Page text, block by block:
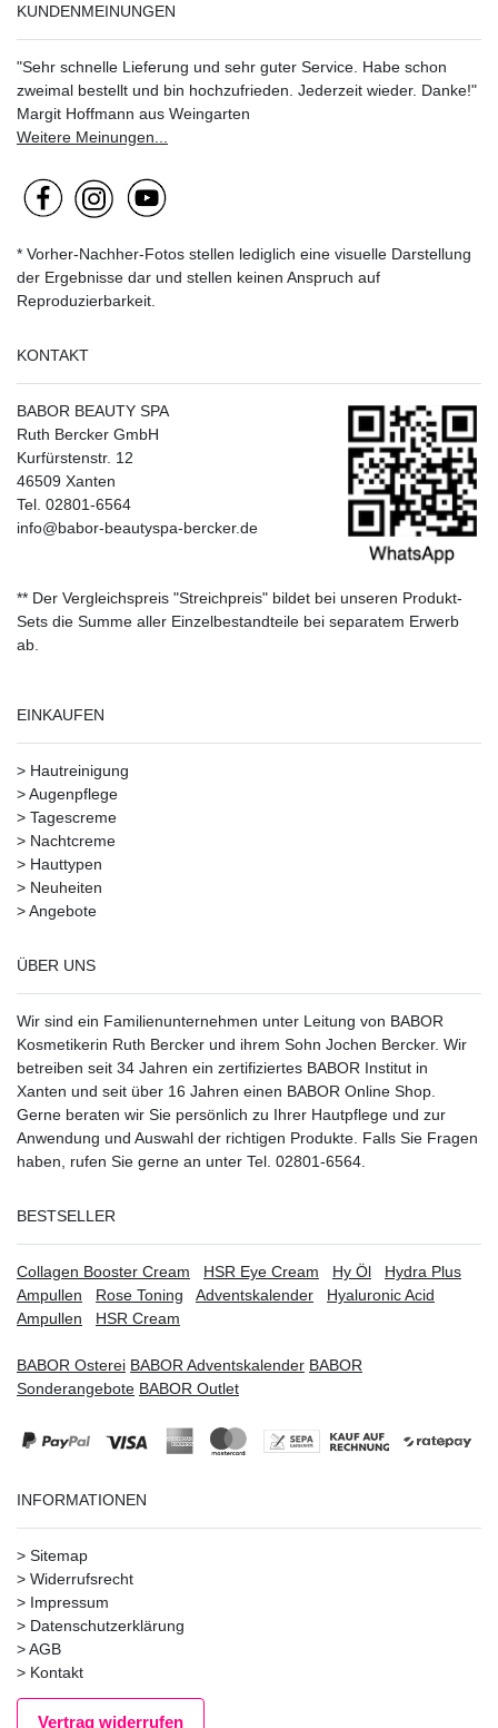
KUNDENMEINUNGEN
"Sehr schnelle Lieferung und sehr guter Service. Habe schon
zweimal bestellt und bin hochzufrieden. Jederzeit wieder. Danke!"
Margit Hoffmann aus Weingarten
Weitere Meinungen...
* Vorher-Nachher-Fotos stellen lediglich eine visuelle Darstellung
der Ergebnisse dar und stellen keinen Anspruch auf
Reproduzierbarkeit.
KONTAKT
BABOR BEAUTY SPA
Ruth Bercker GmbH
Kurfürstenstr. 12
46509 Xanten
Tel. 02801-6564
info@babor-beautyspa-bercker.de
** Der Vergleichspreis "Streichpreis" bildet bei unseren Produkt-
Sets die Summe aller Einzelbestandteile bei separatem Erwerb
ab.
EINKAUFEN
> Hautreinigung
>Augenpflege
> Tagescreme
> Nachtcreme
> Hauttypen
> Neuheiten
>Angebote
ÜBER UNS
Wir sind ein Familienunternehmen unter Leitung von BABOR
Kosmetikerin Ruth Bercker und ihrem Sohn Jochen Bercker. Wir
betreiben seit 34 Jahren ein zertifiziertes BABOR Institut in
Xanten und seit über 16 Jahren einen BABOR Online Shop.
Gerne beraten wir Sie persönlich zu Ihrer Hautpflege und zur
Anwendung und Auswahl der richtigen Produkte. Falls Sie Fragen
haben, rufen Sie gerne an unter Tel. 02801-6564.
BESTSELLER
Collagen Booster Cream HSR Eye Cream Hy Öl
Hydra Plus
Ampullen
Rose Toning Adventskalender
Hyaluronic Acid
Ampullen
HSR Cream
BABOR Osterei BABOR Adventskalender BABOR
Sonderangebote BABOR Outlet
INFORMATIONEN
> Sitemap
> Widerrufsrecht
> Impressum
> Datenschutzerklärung
>AGB
> Kontakt
Vertrag widerrufen